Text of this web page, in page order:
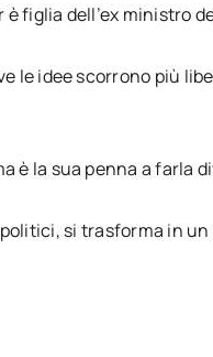
figlia dell’ex ministro
le idee scorrono più
è la sua penna a farla
si trasforma in un